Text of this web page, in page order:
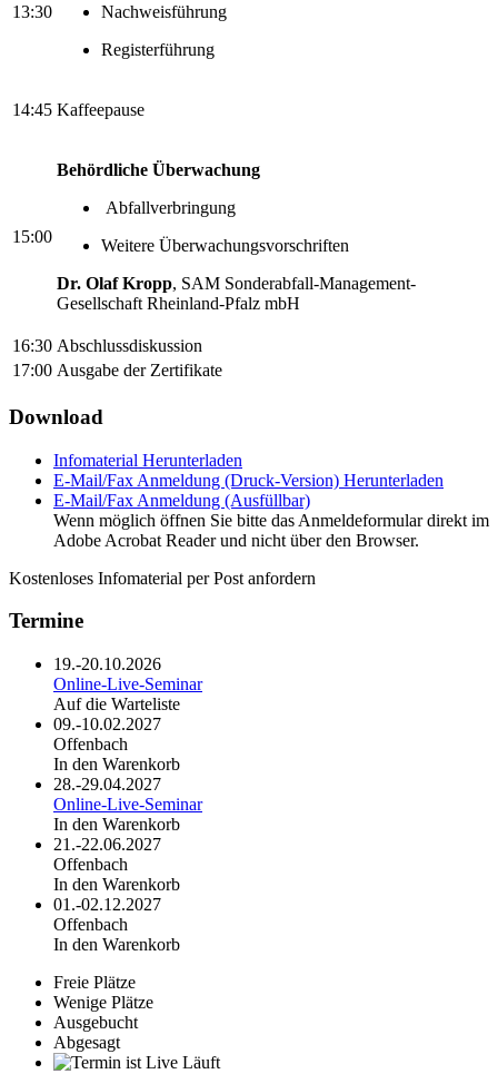
13:30
Nachweisführung
Registerführung
14:45 Kaffeepause
15:00
Behördliche Überwachung
Abfallverbringung
Weitere Überwachungsvorschriften
Dr. Olaf Kropp, SAM Sonderabfall-Management-
Gesellschaft Rheinland-Pfalz mbH
16:30 Abschlussdiskussion
17:00 Ausgabe der Zertifikate
Download
Infomaterial Herunterladen
E-Mail/Fax Anmeldung (Druck-Version) Herunterladen
E-Mail/Fax Anmeldung (Ausfüllbar)
Wenn möglich öffnen Sie bitte das Anmeldeformular direkt im
Adobe Acrobat Reader und nicht über den Browser.
Kostenloses Infomaterial per Post anfordern
Termine
19.-20.10.2026
Online-Live-Seminar
Auf die Warteliste
09.-10.02.2027
Offenbach
In den Warenkorb
28.-29.04.2027
Online-Live-Seminar
In den Warenkorb
21.-22.06.2027
Offenbach
In den Warenkorb
01.-02.12.2027
Offenbach
In den Warenkorb
Freie Plätze
Wenige Plätze
Ausgebucht
Abgesagt
Läuft